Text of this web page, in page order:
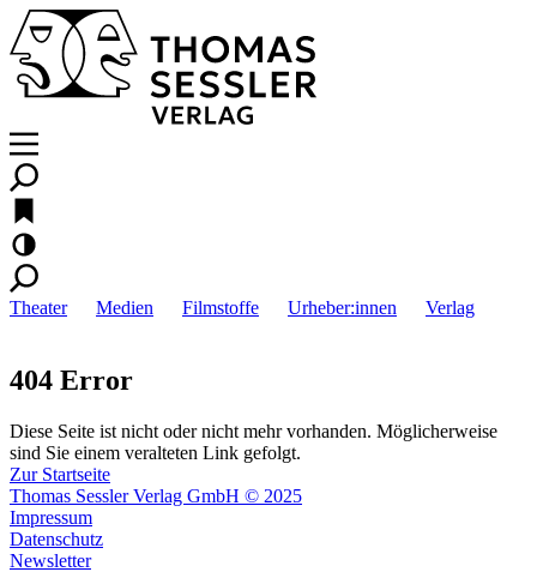
Theater Medien Filmstoffe Urheber:innen Verlag
404 Error
Diese Seite ist nicht oder nicht mehr vorhanden. Möglicherweise
sind Sie einem veralteten Link gefolgt.
Zur Startseite
Thomas Sessler Verlag GmbH © 2025
Impressum
Datenschutz
Newsletter